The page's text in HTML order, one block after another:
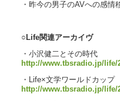
・昨今の男子のAVへの感情
○Life関連アーカイヴ
・小沢健二とその時代
http://www.tbsradio.jp/life/
・Life×文学ワールドカップ
http://www.tbsradio.jp/life/